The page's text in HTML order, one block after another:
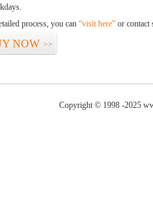
process, you can “visit here” or contact
NOW >>
Copyright © 1998 -2025